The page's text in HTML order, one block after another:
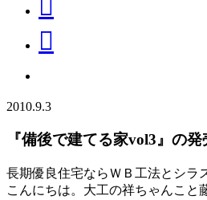
2010.9.3
『備後で建てる家vol3』の発
長期優良住宅ならＷＢ工法とシラ
こんにちは。大工の祥ちゃんこと